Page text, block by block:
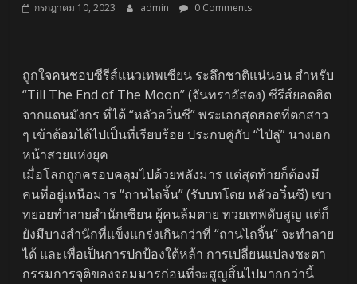
กรกฎาคม 10, 2023 admin 0 Comments
ถูกใจคนชอบซีรีส์แนวเทพเซียน ระลึกชาติแน่นอน สำหรับ
“Till The End of The Moon” (จันทราอัสดง) ซีรีส์ยอดฮิต
จากแดนมังกร ที่ได้ “หลัวอวิ๋นซี” พระเอกสุดฮอตที่ตกสาว
ๆ เข้าด้อมได้ไปเป็นที่เรียบร้อย ประกบคู่กับ “ไป๋ลู่” นางเอก
หน้าสวยแห่งยุค
เมื่อโลกถูกครอบคลุมไปด้วยพลังมาร แต่สุดท้ายก็ต้องมี
คนที่อยู่เหนือมาร “ถานไถจิ้น” (รับบทโดย หลัวอวิ๋นซี) เขา
ทยอยทำลายสำนักเซียน ผู้คนล้มตาย ทวยเทพดับสูญ แต่ก็
ยังมีบางสำนักที่แข็งแกร่งเกินกว่าที่ “ถานไถจิ้น” จะทำลาย
ได้ และเพื่อเป็นการปกป้องใต้หล้า การเปลี่ยนแปลงชะตา
กรรมการจุติของจอมมารก่อนที่จะสูญสิ้นไปมากกว่านี้